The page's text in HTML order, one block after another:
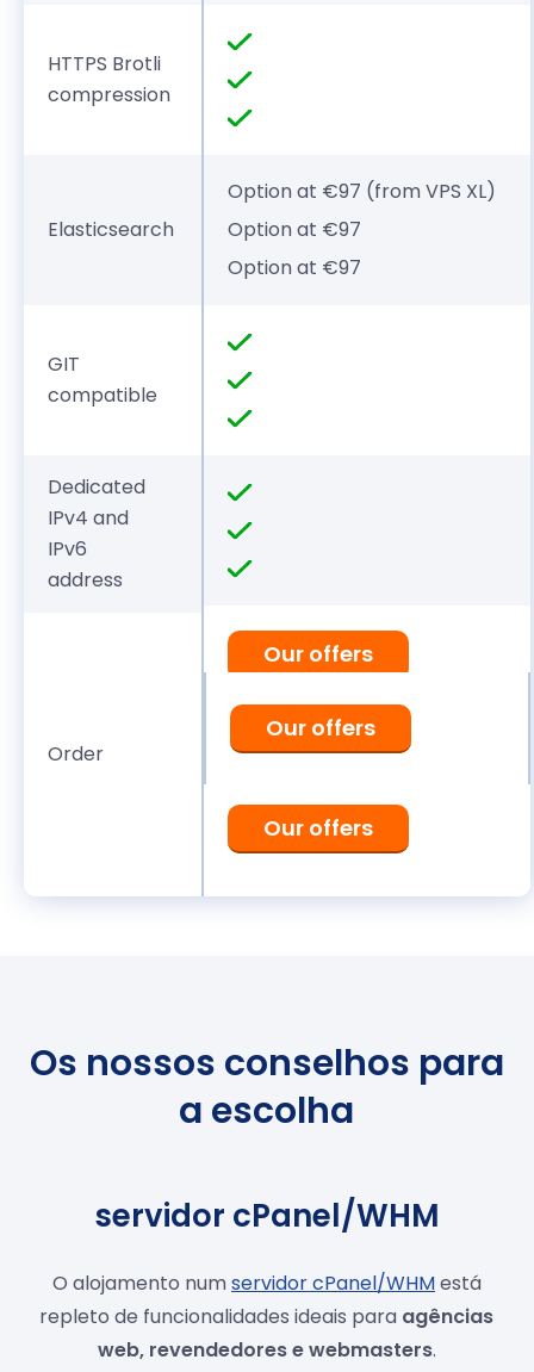
HTTPS Brotli
compression
Elasticsearch
Option at €97 (from VPS XL)
Option at €97
Option at €97
GIT
compatible
Dedicated
IPv4 and
IPv6
address
Order
Our offers
Our offers
Our offers
Os nossos conselhos para
a escolha
servidor cPanel/WHM
O alojamento numservidor cPanel/WHMestá
repleto de funcionalidades ideais para agências
web, revendedores e webmasters.